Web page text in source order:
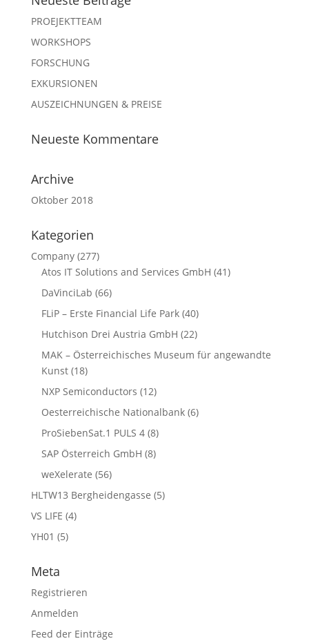
PROEJEKTTEAM
WORKSHOPS
FORSCHUNG
EXKURSIONEN
AUSZEICHNUNGEN & PREISE
Neueste Kommentare
Archive
Oktober 2018
Kategorien
Company(277)
Atos IT Solutions and Services GmbH (41)
DaVinciLab (66)
FLiP – Erste Financial Life Park(40)
Hutchison Drei Austria GmbH (22)
MAK – Österreichisches Museum für angewandte
Kunst(18)
NXP Semiconductors (12)
Oesterreichische Nationalbank(6)
ProSiebenSat.1 PULS 4(8)
SAP Österreich GmbH (8)
weXelerate (56)
HLTW13 Bergheidengasse (5)
VS LIFE (4)
YH01 (5)
Meta
Registrieren
Anmelden
Feed der Einträge